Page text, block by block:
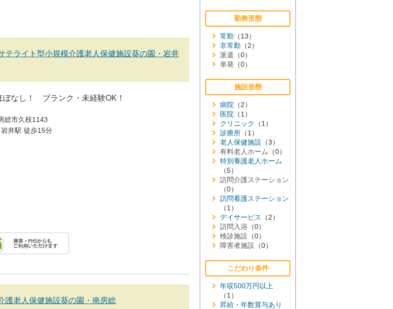
テライト型小規模介護老人保健施設葵の園・岩井
ぼなし！ ブランク・未経験OK！
総市久枝1143
井駅 徒歩15分
護老人保健施設葵の園・南房総
勤務形態
常勤 （13）
非常勤 （2）
派遣 （0）
単発 （0）
施設形態
病院 （2）
医院 （1）
クリニック
（1）
診療所 （1）
老人保健施設 （3）
有料老人ホーム
（0）
特別養護老人ホーム
（5）
訪問介護ステーション
（0）
訪問看護ステーション
（1）
デイサービス
（2）
訪問入浴 （0）
検診施設 （0）
障害者施設 （0）
こだわり条件
年収500万円以上
（1）
昇給・年数賞与あり